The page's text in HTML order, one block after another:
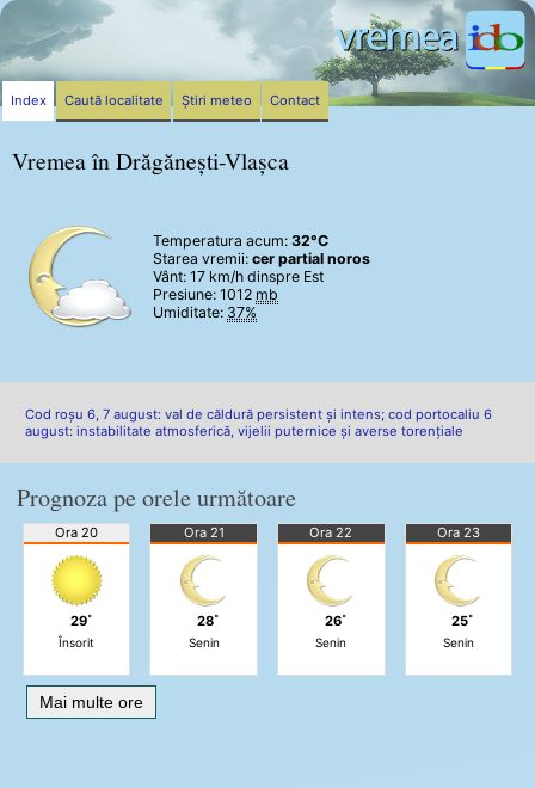
Vremea în Drăgănești-Vlașca
Temperatura acum: 32°C
Starea vremii: cer partial noros
Vânt: 17 km/h dinspre Est
Presiune: 1012 mb
Umiditate: 37%
Cod roșu 6, 7 august: val de căldură persistent și intens; cod portocaliu 6
august: instabilitate atmosferică, vijelii puternice și averse torențiale
Prognoza pe orele următoare
Ora 20
29˚
Însorit
Ora 21
28˚
Senin
Ora 22
26˚
Senin
Ora 23
25˚
Senin
Mai multe ore
Index Caută localitate Știri meteo Contact